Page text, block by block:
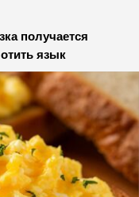
получается
язык